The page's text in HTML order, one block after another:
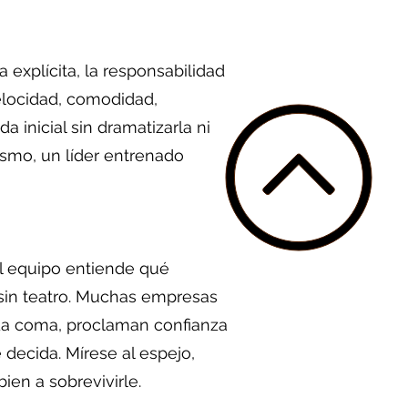
explícita, la responsabilidad
comodidad,
inicial sin dramatizarla ni
un líder entrenado
equipo entiende qué
teatro. Muchas empresas
coma, proclaman confianza
Mírese al espejo,
a sobrevivirle.